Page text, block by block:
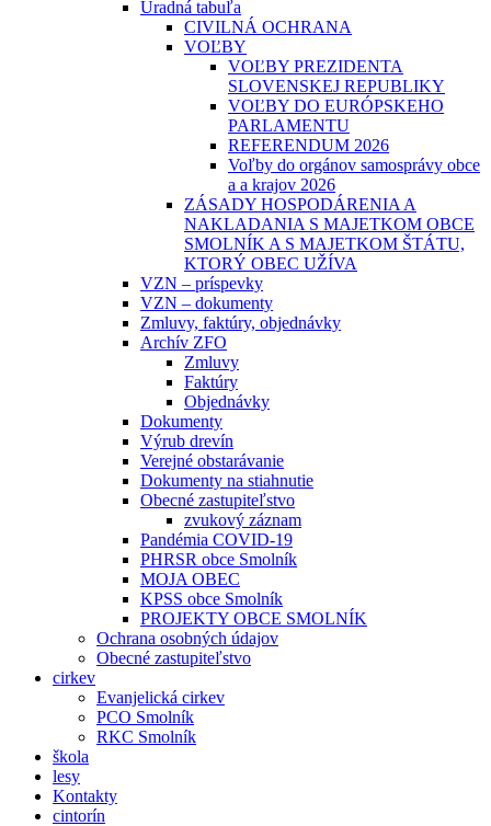
Úradná tabuľa
CIVILNÁ OCHRANA
VOĽBY
VOĽBY PREZIDENTA
SLOVENSKEJ REPUBLIKY
VOĽBY DO EURÓPSKEHO
PARLAMENTU
REFERENDUM 2026
Voľby do orgánov samosprávy obce
a a krajov 2026
ZÁSADY HOSPODÁRENIA A
NAKLADANIA S MAJETKOM OBCE
SMOLNÍK A S MAJETKOM ŠTÁTU,
KTORÝ OBEC UŽÍVA
VZN – príspevky
VZN – dokumenty
Zmluvy, faktúry, objednávky
Archív ZFO
Zmluvy
Faktúry
Objednávky
Dokumenty
Výrub drevín
Verejné obstarávanie
Dokumenty na stiahnutie
Obecné zastupiteľstvo
zvukový záznam
Pandémia COVID-19
PHRSR obce Smolník
MOJA OBEC
KPSS obce Smolník
PROJEKTY OBCE SMOLNÍK
Ochrana osobných údajov
Obecné zastupiteľstvo
cirkev
Evanjelická cirkev
PCO Smolník
RKC Smolník
škola
lesy
Kontakty
cintorín